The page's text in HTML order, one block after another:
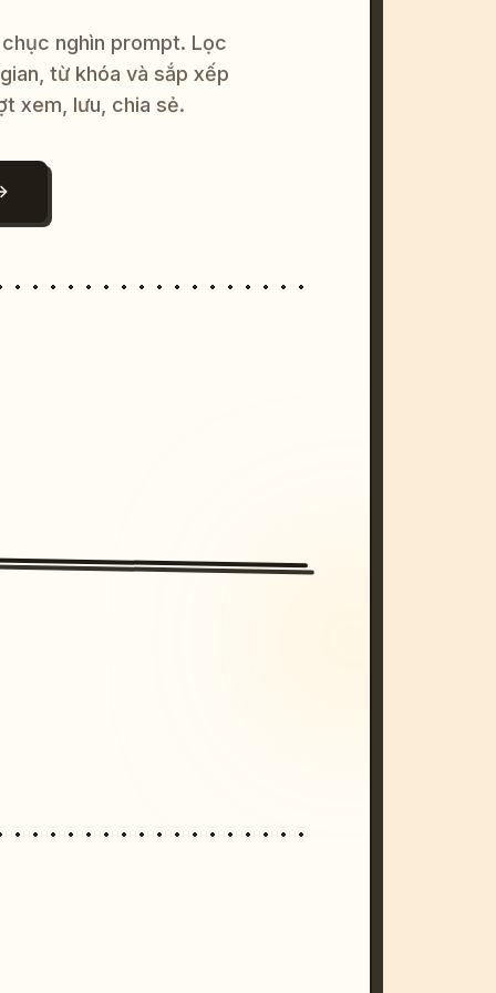
nghìn prompt. Lọc
từ khóa và sắp xếp
xem, lưu, chia sẻ.